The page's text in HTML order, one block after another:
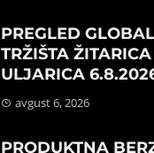
PREGLED
TRŽIŠTA
ULJARICA
avgust 6, 2026
PRODUKTNA